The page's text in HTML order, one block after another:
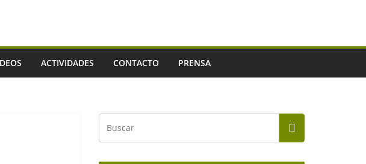
ACTIVIDADES CONTACTO PRENSA